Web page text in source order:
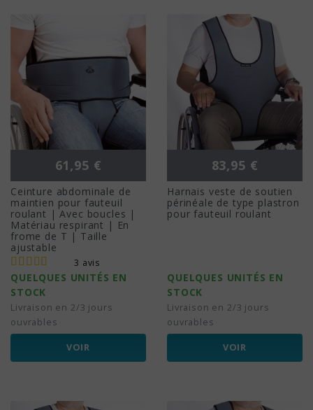
Prix
61,95 €
Ceinture abdominale de
maintien pour fauteuil
roulant | Avec boucles |
Matériau respirant | En
frome de T | Taille
ajustable
3 avis
QUELQUES UNITÉS EN
STOCK
Livraison en 2/3 jours
ouvrables
VOIR
Prix
83,95 €
Harnais veste de soutien
périnéale de type plastron
pour fauteuil roulant
QUELQUES UNITÉS EN
STOCK
Livraison en 2/3 jours
ouvrables
VOIR